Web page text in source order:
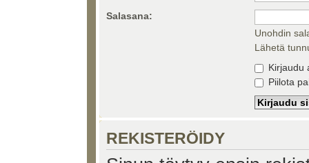
Salasana:
Unohdin
Lähetä
Kirjaudu
Piilota
REKISTERÖIDY